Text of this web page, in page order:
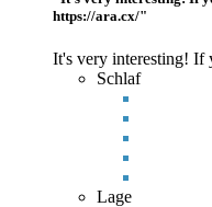
https://ara.cx/"
It's very interesting! If
Schlaf
Lage